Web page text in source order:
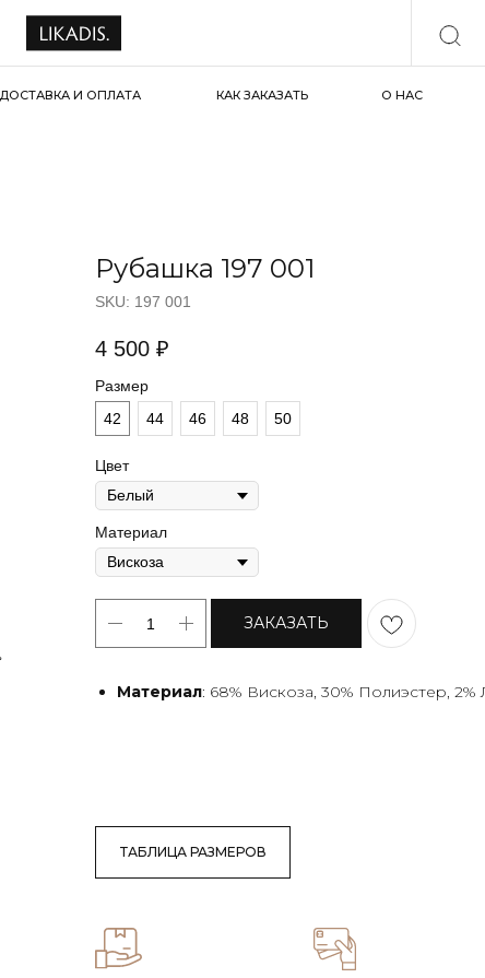
ДОСТАВКА И ОПЛАТА КАК ЗАКАЗАТЬ О НАС
Рубашка 197 001
SKU: 197 001
4 500 ₽
Размер
42
44 46 48 50
Цвет
Материал
ЗАКАЗАТЬ
Материал: 68% Вискоза, 30% Полиэстер, 2%
ТАБЛИЦА РАЗМЕРОВ